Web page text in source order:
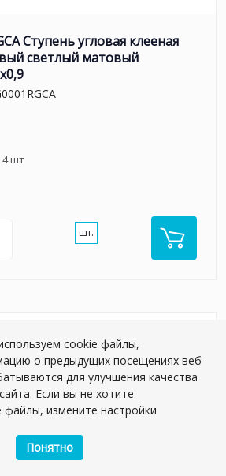
Ступень угловая клееная
светлый матовый
4шт
шт.
cookie файлы,
о предыдущих посещениях веб-
для улучшения качества
Если вы не хотите
файлы, измените настройки
Понятно